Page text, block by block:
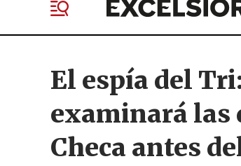
e
El espía del
examinará las
Checa antes